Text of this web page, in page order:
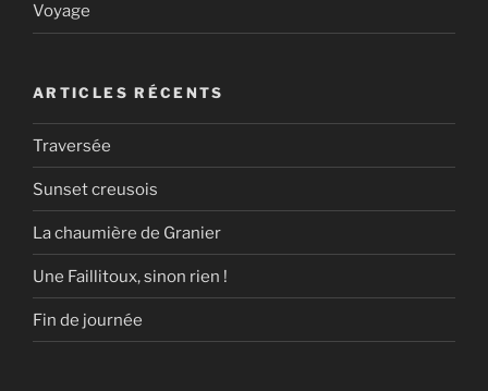
Voyage
ARTICLES RÉCENTS
Traversée
Sunset creusois
La chaumière de Granier
Une Faillitoux, sinon rien !
Fin de journée